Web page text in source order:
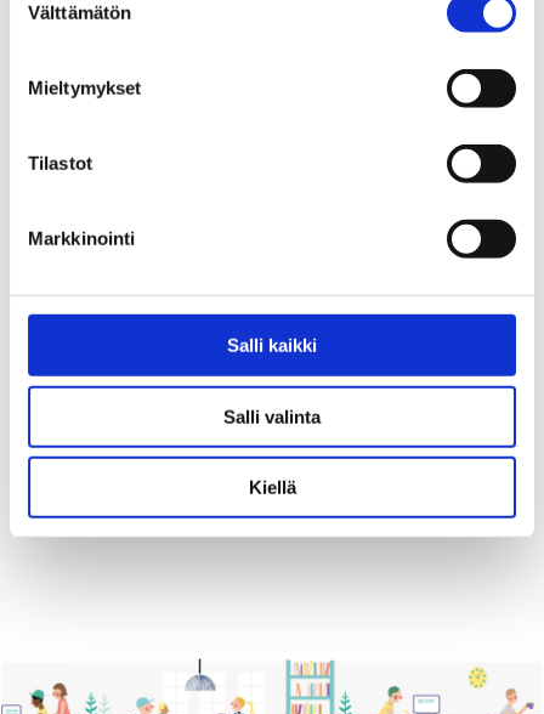
valinta
Välttämätön
Mieltymykset
Tilastot
Markkinointi
Salli kaikki
Salli valinta
Kiellä
EHYT Teema 14: Päihde- ja
Keskustelukortti -Kannabis &